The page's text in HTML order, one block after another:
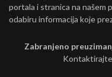
portala i stranica na
odabiru informacija koje
Zabranjeno